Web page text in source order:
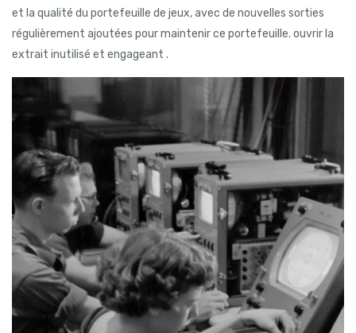
et la qualité du portefeuille de jeux, avec de nouvelles sorties
régulièrement ajoutées pour maintenir ce portefeuille. ouvrir la
extrait inutilisé et engageant .